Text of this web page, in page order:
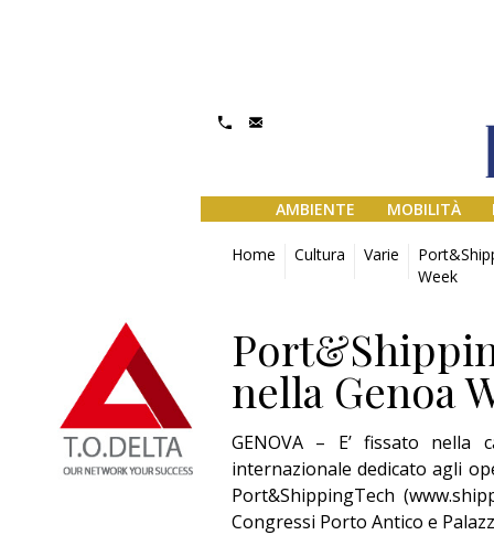
AMBIENTE MOBILITÀ
Home Cultura Varie
Week
nella Genoa
GENOVA – E’ fissato
internazionale dedicato agli
Port&ShippingTech (
Congressi Porto Antico e